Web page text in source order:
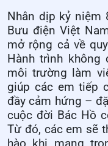
Nhân dịp kỷ niệm
Bưu điện Việt
mở rộng cả về
Hành trình
môi trường làm
giúp các em tiếp
đầy cảm hứng –
cuộc đời Bác Hồ
Từ đó, các em sẽ